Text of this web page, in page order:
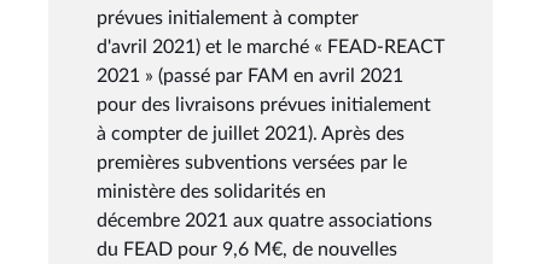
prévues initialement à compter
d'avril 2021) et le marché « FEAD-REACT
2021 » (passé par FAM en avril 2021
pour des livraisons prévues initialement
à compter de juillet 2021). Après des
premières subventions versées par le
ministère des solidarités en
décembre 2021 aux quatre associations
du FEAD pour 9,6 M€, de nouvelles